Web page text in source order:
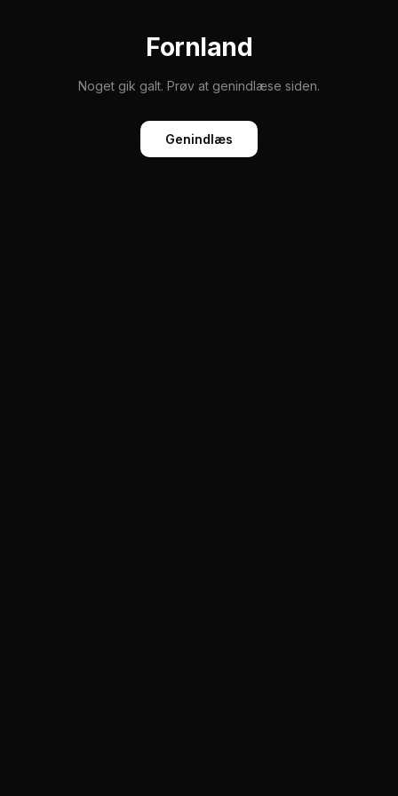
Fornland
Noget gik galt. Prøv at genindlæse siden.
Genindlæs